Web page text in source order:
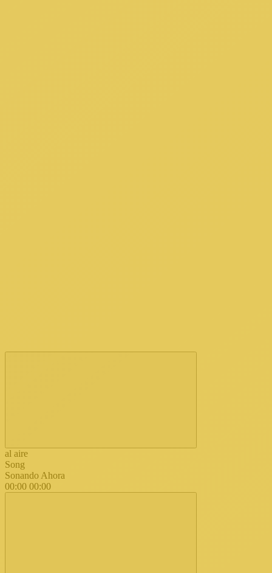
al aire
Song
Sonando Ahora
00:00 00:00